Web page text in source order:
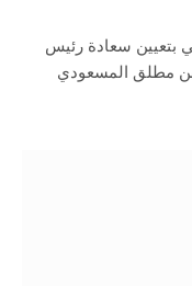
بتعيين سعادة رئيس
بن مطلق المسعودي